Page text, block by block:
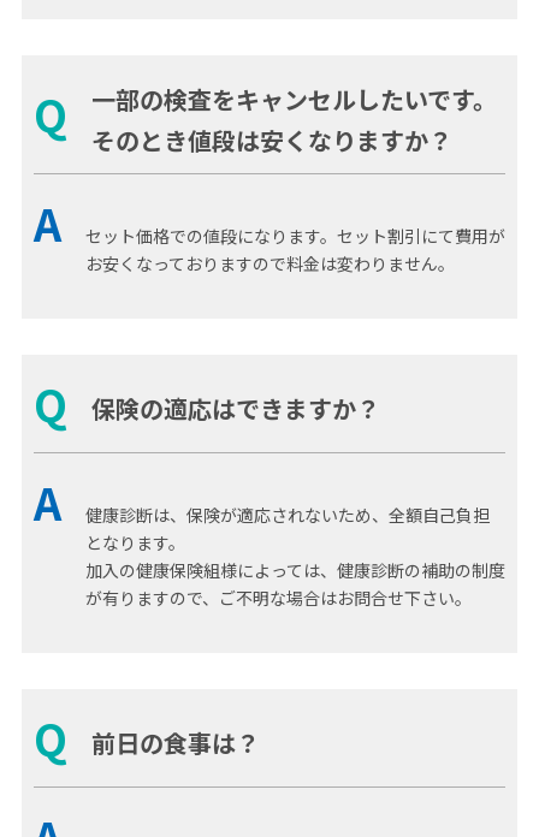
Q
一部の検査をキャンセルしたいです。
そのとき値段は安くなりますか？
A
セット価格での値段になります。セット割引にて費用が
お安くなっておりますので料金は変わりません。
Q 保険の適応はできますか？
A
健康診断は、保険が適応されないため、全額自己負担
となります。
加入の健康保険組様によっては、健康診断の補助の制度
が有りますので、ご不明な場合はお問合せ下さい。
Q 前日の食事は？